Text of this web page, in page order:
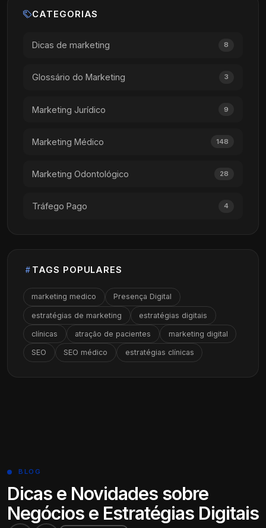
CATEGORIAS
Dicas de marketing 8
Glossário do Marketing 3
Marketing Jurídico 9
Marketing Médico 148
Marketing Odontológico 28
Tráfego Pago 4
TAGS POPULARES
marketing medico Presença Digital
estratégias de marketing estratégias digitais
clínicas atração de pacientes marketing digital
SEO SEO médico estratégias clínicas
BLOG
Dicas e Novidades sobre
Negócios e Estratégias Digitais